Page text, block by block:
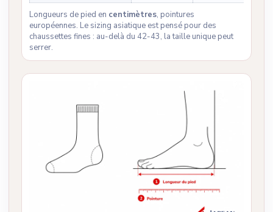
Longueurs de pied en centimètres, pointures
européennes. Le sizing asiatique est pensé pour des
chaussettes fines : au-delà du 42-43, la taille unique peut
serrer.